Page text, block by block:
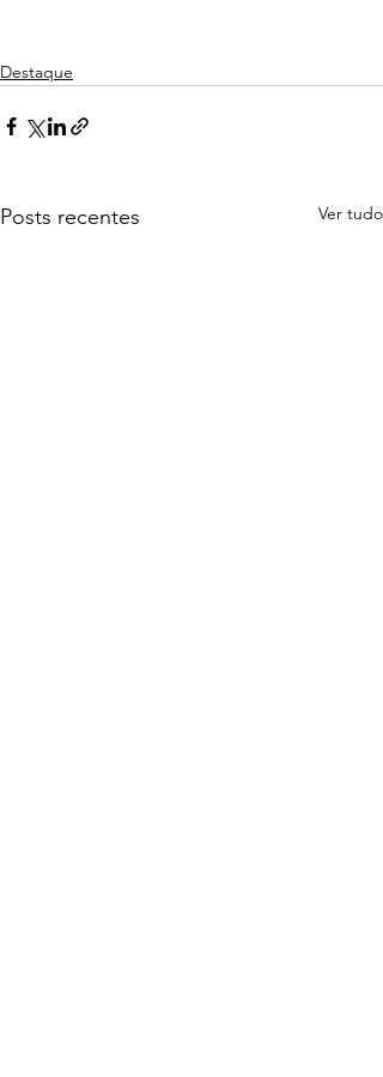
Destaque
Posts recentes Ver tudo